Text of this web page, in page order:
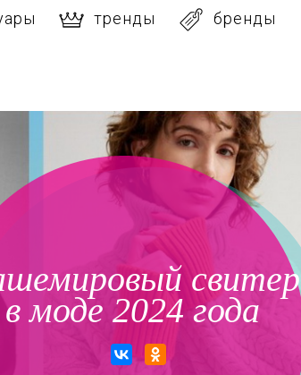
тренды бренды
свитер
в моде 2024 года